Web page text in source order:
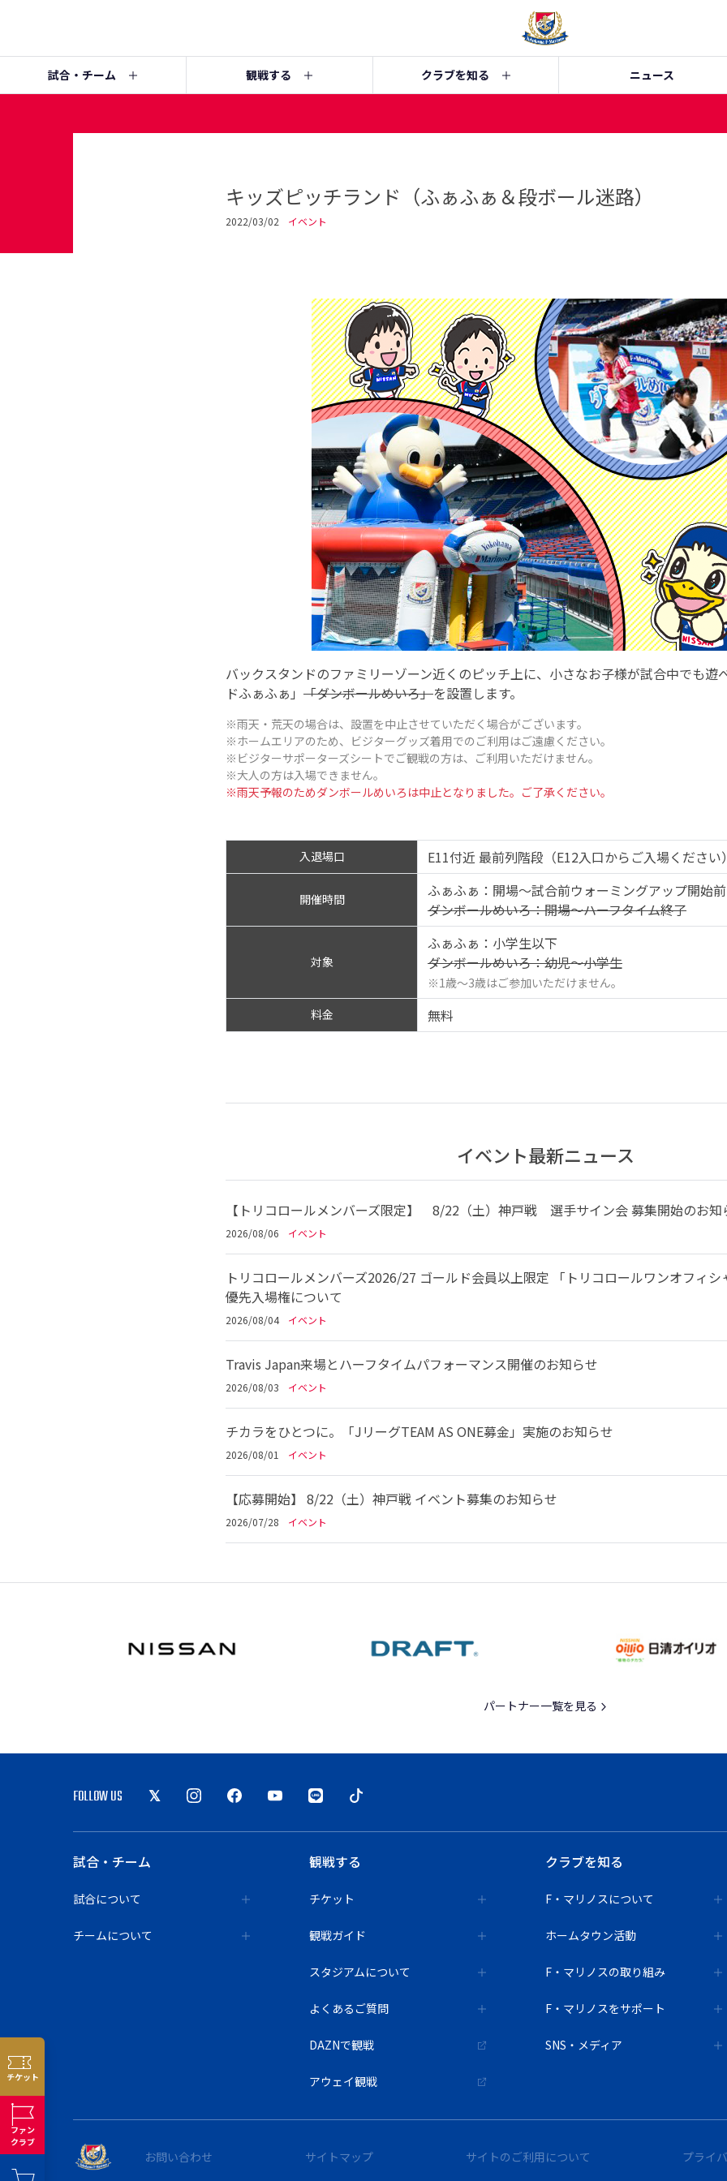
チケット
ファン
クラブ
試合・チーム 観戦する クラブを知る ニュース
キッズピッチランド（ふぁふぁ＆段ボール迷路）
2022/03/02 イベント
バックスタンドのファミリーゾーン近くのピッチ上に、小さなお子様が試合中でも遊
ドふぁふぁ」 「ダンボールめいろ」を設置します。
※雨天・荒天の場合は、設置を中止させていただく場合がございます。
※ホームエリアのため、ビジターグッズ着用でのご利用はご遠慮ください。
※ビジターサポーターズシートでご観戦の方は、ご利用いただけません。
※大人の方は入場できません。
※雨天予報のためダンボールめいろは中止となりました。ご了承ください。
入退場口 E11付近 最前列階段（E12入口からご入場ください
開催時間
ふぁふぁ：開場～試合前ウォーミングアップ開始前
ダンボールめいろ：開場～ハーフタイム終了
対象
ふぁふぁ：小学生以下
ダンボールめいろ：幼児～小学生
※1歳～3歳はご参加いただけません。
料金
無料
イベント最新ニュース
【トリコロールメンバーズ限定】 8/22（土）神戸戦 選手サイン会 募集開始のお知
2026/08/06 イベント
トリコロールメンバーズ2026/27 ゴールド会員以上限定 「トリコロールワンオフィ
優先入場権について
2026/08/04 イベント
Travis Japan来場とハーフタイムパフォーマンス開催のお知らせ
2026/08/03 イベント
チカラをひとつに。「JリーグTEAM AS ONE募金」実施のお知らせ
2026/08/01 イベント
【応募開始】 8/22（土）神戸戦 イベント募集のお知らせ
2026/07/28 イベント
パートナー一覧を見る
FOLLOW US
試合・チーム
試合について
チームについて
観戦する
チケット
観戦ガイド
スタジアムについて
よくあるご質問
DAZNで観戦
アウェイ観戦
クラブを知る
F・マリノスについて
ホームタウン活動
F・マリノスの取り組み
F・マリノスをサポート
SNS・メディア
お問い合わせ サイトマップ サイトのご利用について プライ